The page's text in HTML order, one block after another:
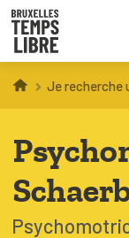
Infos
Droit au
Je recherche